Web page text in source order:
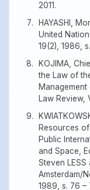
2011.
HAYASHI,
United
19(2), 1986,
KOJIMA,
the Law of
Law Review,
Resources
Public
and Space,
Steven LESS
Amsterdam/
1989, s. 76 –